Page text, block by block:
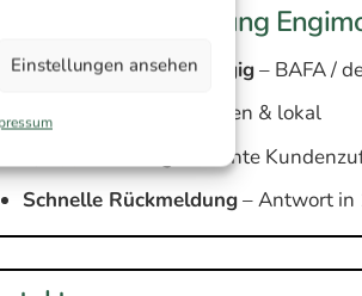
Einstellungen ansehen
Energieberatung
zertifiziert & unabhängig– BAFA /
300+ Projekte
– erfahren & lokal
– echte
Schnelle Rückmeldung– Antwort in